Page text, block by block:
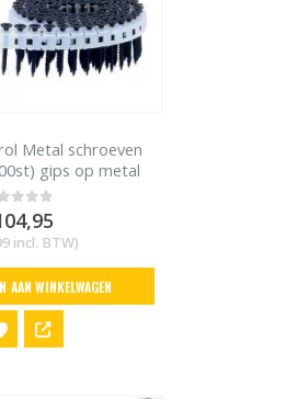
Metal schroeven
gips op metal
HVR41G4
of 5
incl. BTW)
AAN WINKELWAGEN